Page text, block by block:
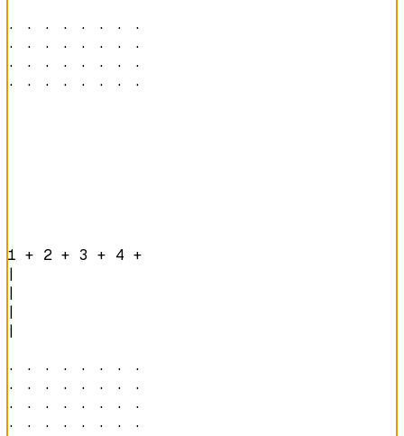
· · · · · · · ·
· · · · · · · ·
· · · · · · · ·
· · · · · · · ·
1 + 2 + 3 + 4 +
|
|
|
|
· · · · · · · ·
· · · · · · · ·
· · · · · · · ·
· · · · · · · ·